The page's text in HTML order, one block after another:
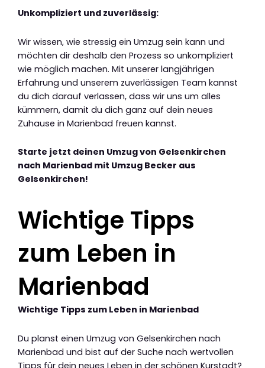
Unkompliziert und zuverlässig:
Wir wissen, wie stressig ein Umzug sein kann und
möchten dir deshalb den Prozess so unkompliziert
wie möglich machen. Mit unserer langjährigen
Erfahrung und unserem zuverlässigen Team kannst
du dich darauf verlassen, dass wir uns um alles
kümmern, damit du dich ganz auf dein neues
Zuhause in Marienbad freuen kannst.
Starte jetzt deinen Umzug von Gelsenkirchen
nach Marienbad mit Umzug Becker aus
Gelsenkirchen!
Wichtige Tipps
zum Leben in
Marienbad
Wichtige Tipps zum Leben in Marienbad
Du planst einen Umzug von Gelsenkirchen nach
Marienbad und bist auf der Suche nach wertvollen
Tipps für dein neues Leben in der schönen Kurstadt?